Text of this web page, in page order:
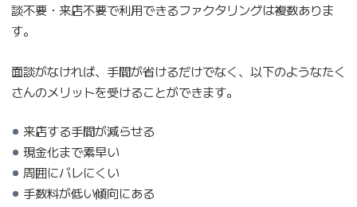
談不要・来店不要で利用できるファクタリングは複数ありま
す。
面談がなければ、手間が省けるだけでなく、以下のようなたく
さんのメリットを受けることができます。
来店する手間が減らせる
現金化まで素早い
周囲にバレにくい
手数料が低い傾向にある